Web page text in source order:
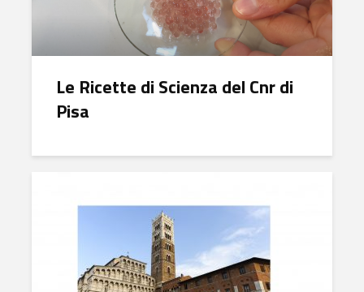
Le Ricette di Scienza del Cnr di
Pisa